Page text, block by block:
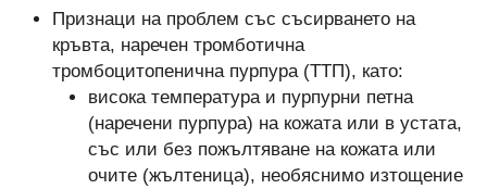
Признаци на проблем със съсирването на
кръвта, наречен тромботична
тромбоцитопенична пурпура (ТТП), като:
висока температура и пурпурни петна
(наречени пурпура) на кожата или в устата,
със или без пожълтяване на кожата или
очите (жълтеница), необяснимо изтощение